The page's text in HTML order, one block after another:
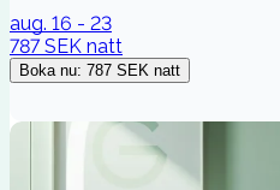
aug. 16 - 23
787 SEK natt
Boka nu: 787 SEK natt